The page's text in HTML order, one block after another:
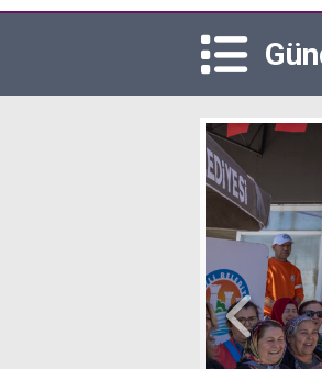
Seçer İle Meral Seçer,
Duygu Öksüz Canova’yı